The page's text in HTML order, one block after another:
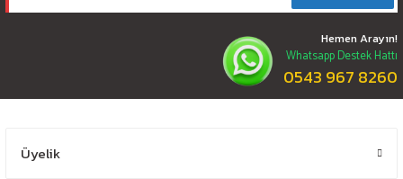
Hemen Arayın!
Whatsapp Destek Hattı
0543 967 8260
Üyelik